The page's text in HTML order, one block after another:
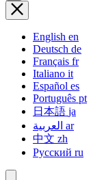
English en
Deutsch de
Français fr
Italiano it
Español es
Português pt
日本語 ja
ar
中文 zh
Русский ru